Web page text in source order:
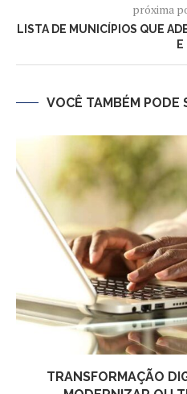
próxima
LISTA DE MUNICÍPIOS QUE
E
VOCÊ TAMBÉM PODE
TRANSFORMAÇÃO